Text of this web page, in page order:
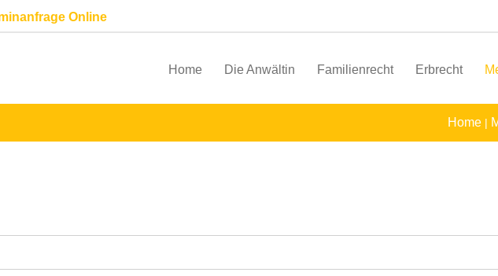
Online
Home Die Anwältin Familienrecht Erbrecht
Home |